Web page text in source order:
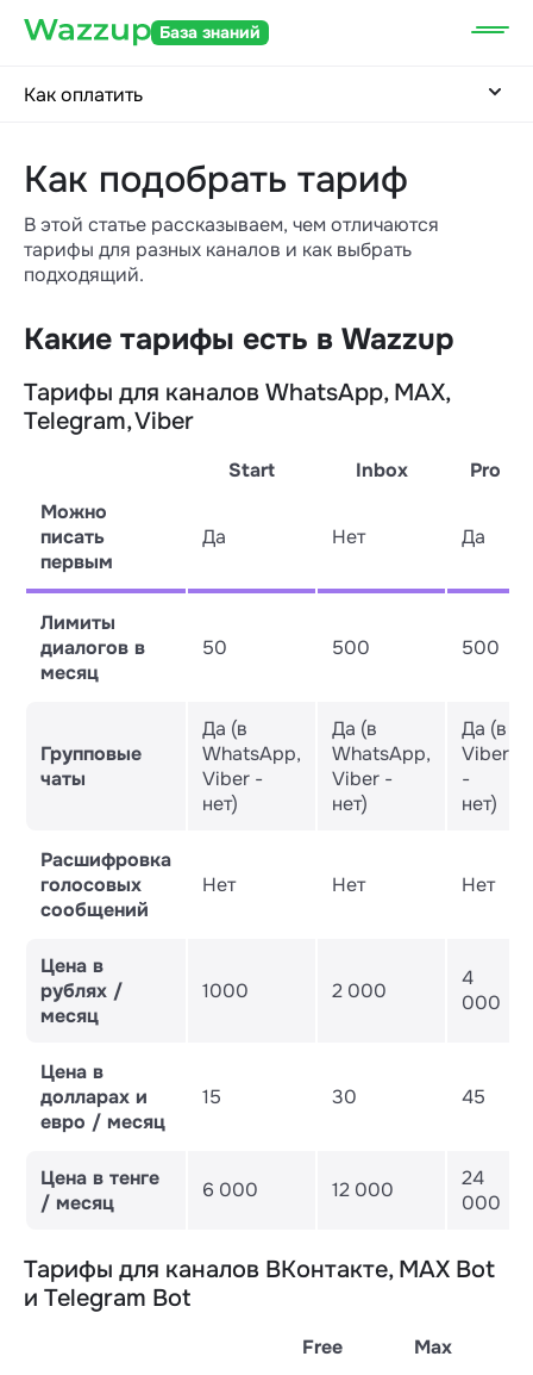
База знаний
Как оплатить
Как подобрать тариф
В этой статье рассказываем, чем отличаются
тарифы для разных каналов и как выбрать
подходящий.
Какие тарифы есть в Wazzup
Тарифы для каналов WhatsApp, MAX,
Telegram, Viber
Start Inbox
Pro
Можно
писать
первым
Да Нет Да
Лимиты
диалогов в
месяц
50 500 500
Групповые
чаты
Да (в
WhatsApp,
Viber -
нет)
Да (в
WhatsApp,
Viber -
нет)
Да (в
Viber
-
нет)
Расшифровка
голосовых
сообщений
Нет Нет Нет
Цена в
рублях /
месяц
1000 2 000
4
000
Цена в
долларах и
евро / месяц
15 30 45
Цена в тенге
/ месяц
6 000 12 000
24
000
Тарифы для каналов ВКонтакте, MAX Bot
и Telegram Bot
Free
Max